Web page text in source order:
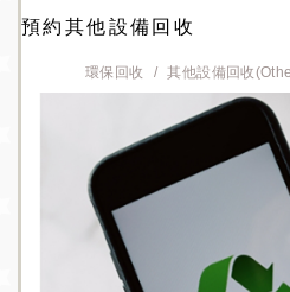
預約其他設備回收
環保回收 其他設備回收